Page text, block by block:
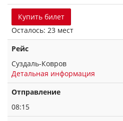
Купить билет
Осталось: 23 мест
Рейс
Суздаль-Ковров
Детальная информация
Отправление
08:15